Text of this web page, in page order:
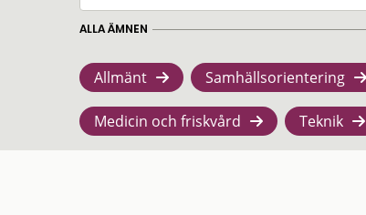
ALLA ÄMNEN
Allmänt Samhällsorientering
Medicin och friskvård Teknik